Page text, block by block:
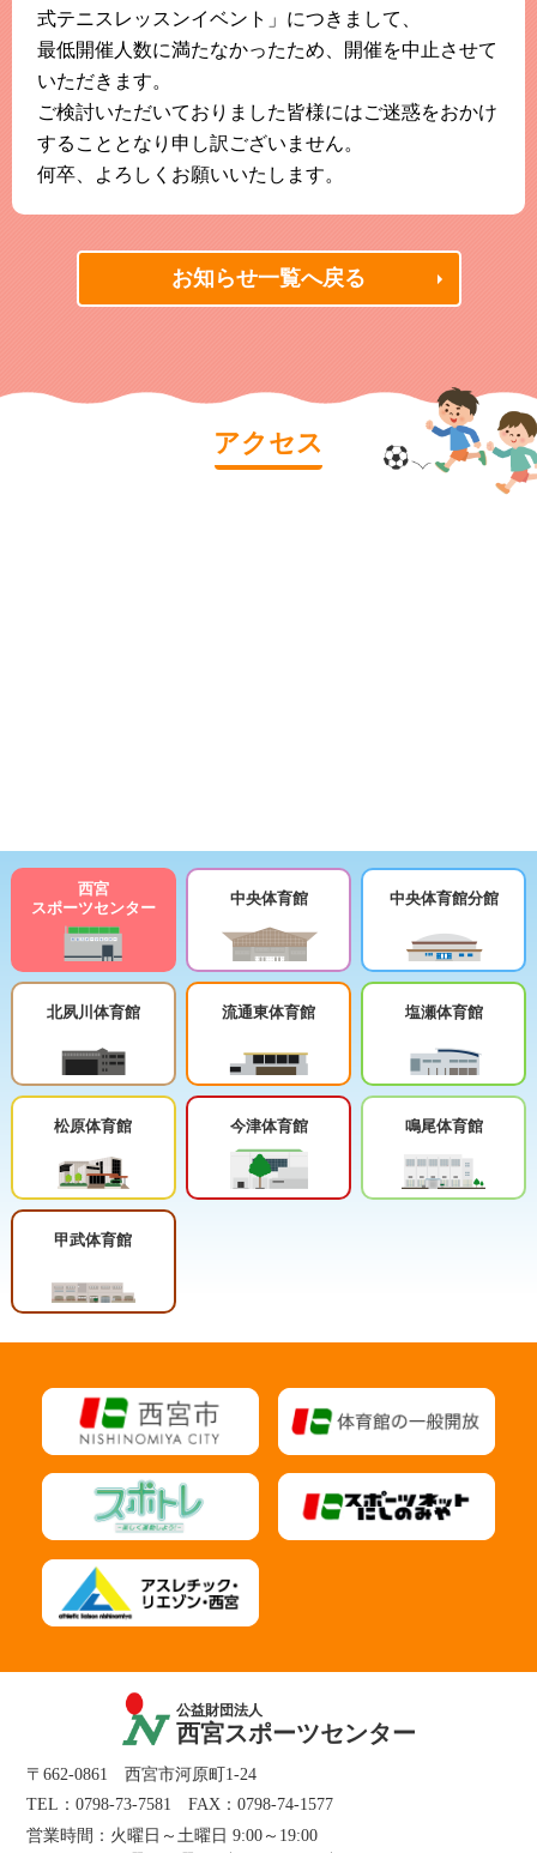
式テニスレッスンイベント」につきまして、
最低開催人数に満たなかったため、開催を中止させて
いただきます。
ご検討いただいておりました皆様にはご迷惑をおかけ
することとなり申し訳ございません。
何卒、よろしくお願いいたします。
お知らせ一覧へ戻る
アクセス
西宮
スポーツセンター
中央体育館 中央体育館分館
北夙川体育館 流通東体育館 塩瀬体育館
松原体育館 今津体育館 鳴尾体育館
甲武体育館
公益財団法人
西宮スポーツセンター
〒662-0861 西宮市河原町1-24
TEL：0798-73-7581
FAX：0798-74-1577
営業時間： 火曜日～土曜日 9:00～19:00